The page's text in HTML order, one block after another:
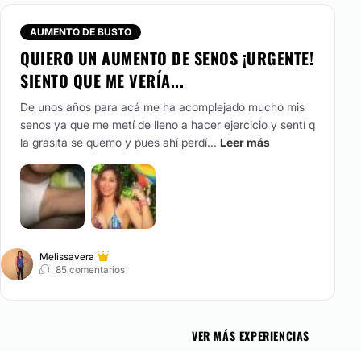
de tu cara para una mejoría integral. Podrás tomarte las
de tu busto mediante aumento de volumen,
Se puede realizar con la colocación de implantes
así como tu propia grasa obtenida mediante liposucción.
contigo misma y presume el escote que tú quieras.
AUMENTO DE BUSTO
QUIERO UN AUMENTO DE SENOS ¡URGENTE!
SIENTO QUE ME VERÍA...
De unos años para acá me ha acomplejado mucho mis
senos ya que me metí de lleno a hacer ejercicio y sentí q
la grasita se quemo y pues ahí perdí... Leer más
Melissavera
85 comentarios
VER MÁS EXPERIENCIAS